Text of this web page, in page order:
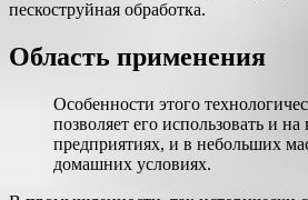
пескоструйная обработка.
Область применения
Особенности этого
позволяет его использовать и
предприятиях, и в небольших
домашних условиях.